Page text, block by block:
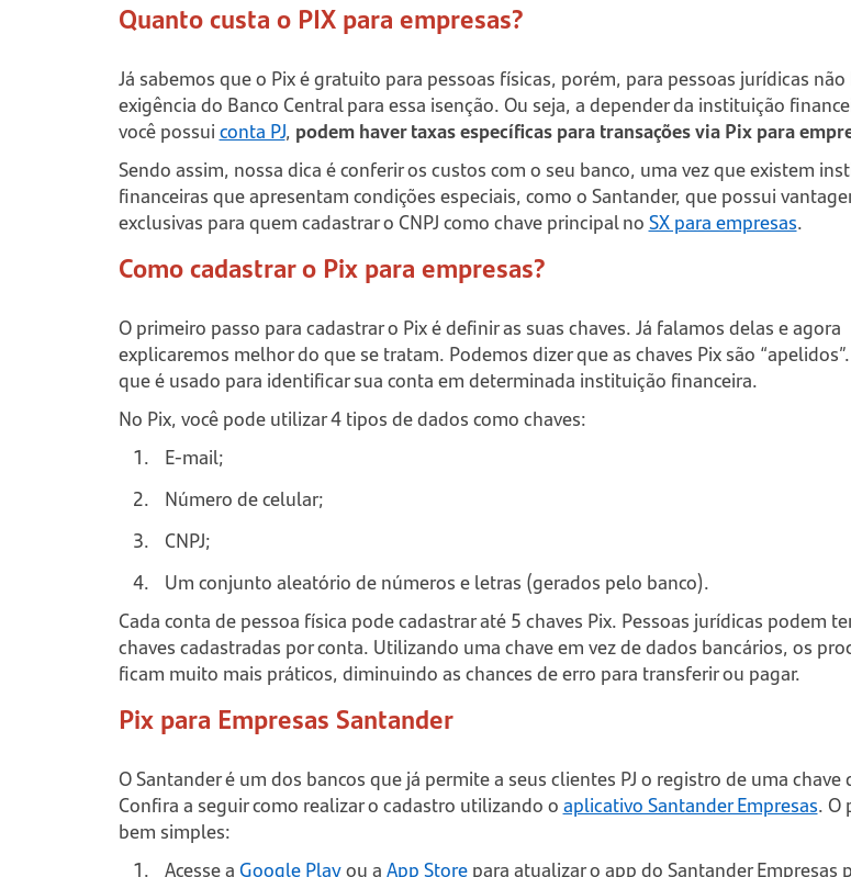
Quanto custa o PIX para empresas?
Já sabemos que o Pix é gratuito para pessoas físicas, porém, para pessoas jurídicas não
exigência do Banco Central para essa isenção. Ou seja, a depender da instituição
você possuiconta PJ, podem haver taxas específicas para transações via Pix para
Sendo assim, nossa dica é conferir os custos com o seu banco, uma vez que existem
financeiras que apresentam condições especiais, como o Santander, que possui
exclusivas para quem cadastrar o CNPJ como chave principal noSX para empresas.
Como cadastrar o Pix para empresas?
O primeiro passo para cadastrar o Pix é definir as suas chaves. Já falamos delas e agora
explicaremos melhor do que se tratam. Podemos dizer que as chaves Pix são
que é usado para identificar sua conta em determinada instituição financeira.
No Pix, você pode utilizar 4 tipos de dados como chaves:
E-mail;
Número de celular;
CNPJ;
Um conjunto aleatório de números e letras (gerados pelo banco).
Cada conta de pessoa física pode cadastrar até 5 chaves Pix. Pessoas jurídicas podem
chaves cadastradas por conta. Utilizando uma chave em vez de dados bancários, os
ficam muito mais práticos, diminuindo as chances de erro para transferir ou pagar.
Pix para Empresas Santander
O Santander é um dos bancos que já permite a seus clientes PJ o registro de uma chave
Confira a seguir como realizar o cadastro utilizando oaplicativo Santander Empresas. O
bem simples:
Acesse aGoogle Playou aApp Storepara atualizar o app do Santander Empresas